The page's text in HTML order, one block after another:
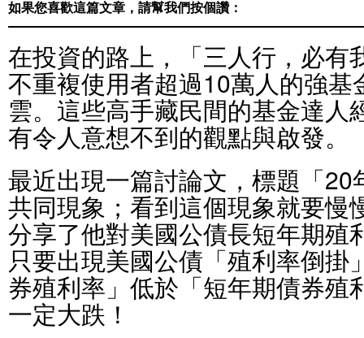
如果您喜歡這篇文章，請幫我們按個讚：
在投資的路上，「三人行，必有
不重複使用者超過10萬人的強
雲。這些高手藏民間的基金達人
有令人意想不到的觀點與啟發。
最近出現一篇討論文，標題「
共同現象；看到這個現象就要慢
分享了他對美國公債長短年期殖
只要出現美國公債「殖利率倒掛
券殖利率」低於「短年期債券殖
一定大跌！